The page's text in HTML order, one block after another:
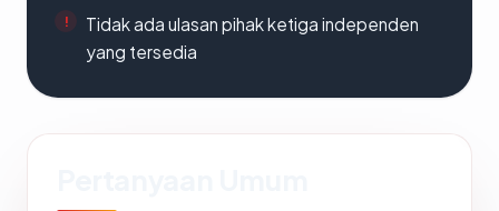
Tidak ada ulasan pihak ketiga independen
yang tersedia